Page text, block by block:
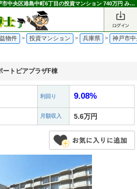
ポートピアプラザF棟｜兵庫県神戸市中央区港島中町6丁目の投資マンション 740万円 みなとじま駅｜不動産投資博士
物件 > 投資マンション > 兵庫県 > 神戸市
ートピアプラザF棟
利回り 9.08%
月額収入 5.6万円